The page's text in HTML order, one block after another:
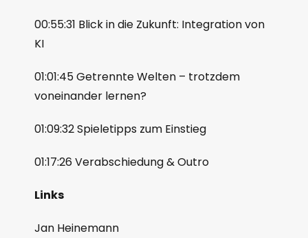
00:55:31 Blick in die Zukunft: Integration von
KI
01:01:45 Getrennte Welten – trotzdem
voneinander lernen?
01:09:32 Spieletipps zum Einstieg
01:17:26 Verabschiedung & Outro
Links
Jan Heinemann